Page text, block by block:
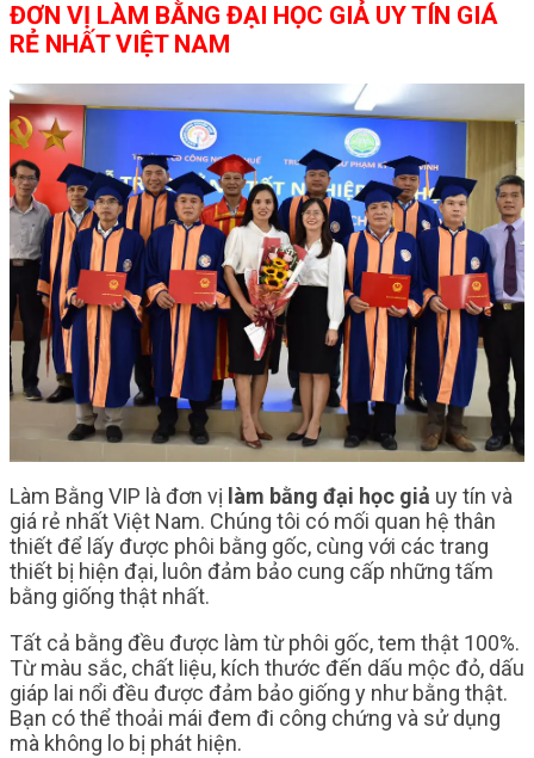
ĐƠN VỊ LÀM BẰNG ĐẠI HỌC GIẢ UY TÍN GIÁ
RẺ NHẤT VIỆT NAM
Làm Bằng VIP là đơn vị làm bằng đại học giả uy tín và
giá rẻ nhất Việt Nam. Chúng tôi có mối quan hệ thân
thiết để lấy được phôi bằng gốc, cùng với các trang
thiết bị hiện đại, luôn đảm bảo cung cấp những tấm
bằng giống thật nhất.
Tất cả bằng đều được làm từ phôi gốc, tem thật 100%.
Từ màu sắc, chất liệu, kích thước đến dấu mộc đỏ, dấu
giáp lai nổi đều được đảm bảo giống y như bằng thật.
Bạn có thể thoải mái đem đi công chứng và sử dụng
mà không lo bị phát hiện.